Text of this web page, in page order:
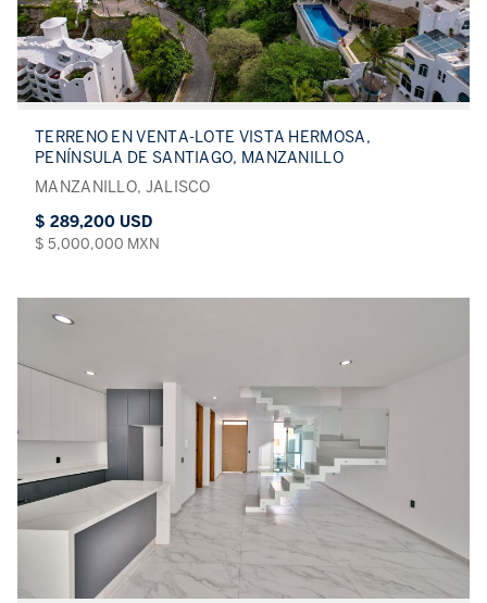
TERRENO EN VENTA-LOTE VISTA HERMOSA,
PENÍNSULA DE SANTIAGO, MANZANILLO
MANZANILLO, JALISCO
$ 289,200 USD
$ 5,000,000 MXN